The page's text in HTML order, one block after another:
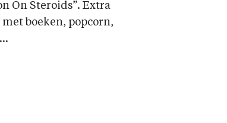
On Steroids”. Extra
boeken, popcorn,